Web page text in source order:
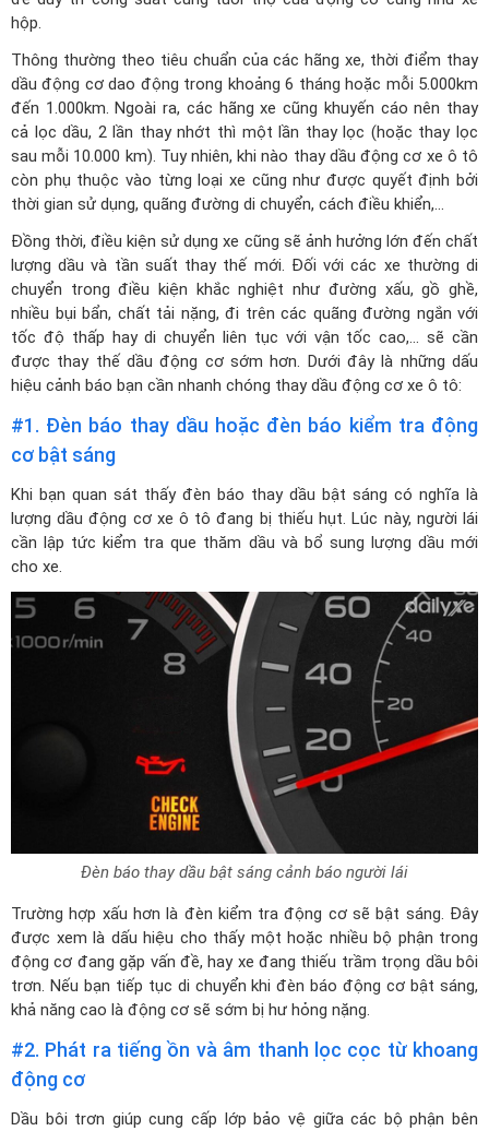
hộp.
Thông thường theo tiêu chuẩn của các hãng xe, thời điểm thay
dầu động cơ dao động trong khoảng 6 tháng hoặc mỗi 5.000km
đến 1.000km. Ngoài ra, các hãng xe cũng khuyến cáo nên thay
cả lọc dầu, 2 lần thay nhớt thì một lần thay lọc (hoặc thay lọc
sau mỗi 10.000 km). Tuy nhiên, khi nào thay dầu động cơ xe ô tô
còn phụ thuộc vào từng loại xe cũng như được quyết định bởi
thời gian sử dụng, quãng đường di chuyển, cách điều khiển,...
Đồng thời, điều kiện sử dụng xe cũng sẽ ảnh hưởng lớn đến chất
lượng dầu và tần suất thay thế mới. Đối với các xe thường di
chuyển trong điều kiện khắc nghiệt như đường xấu, gồ ghề,
nhiều bụi bẩn, chất tải nặng, đi trên các quãng đường ngắn với
tốc độ thấp hay di chuyển liên tục với vận tốc cao,... sẽ cần
được thay thế dầu động cơ sớm hơn. Dưới đây là những dấu
hiệu cảnh báo bạn cần nhanh chóng thay dầu động cơ xe ô tô:
#1. Đèn báo thay dầu hoặc đèn báo kiểm tra động
cơ bật sáng
Khi bạn quan sát thấy đèn báo thay dầu bật sáng có nghĩa là
lượng dầu động cơ xe ô tô đang bị thiếu hụt. Lúc này, người lái
cần lập tức kiểm tra que thăm dầu và bổ sung lượng dầu mới
cho xe.
Đèn báo thay dầu bật sáng cảnh báo người lái
Trường hợp xấu hơn là đèn kiểm tra động cơ sẽ bật sáng. Đây
được xem là dấu hiệu cho thấy một hoặc nhiều bộ phận trong
động cơ đang gặp vấn đề, hay xe đang thiếu trầm trọng dầu bôi
trơn. Nếu bạn tiếp tục di chuyển khi đèn báo động cơ bật sáng,
khả năng cao là động cơ sẽ sớm bị hư hỏng nặng.
#2. Phát ra tiếng ồn và âm thanh lọc cọc từ khoang
động cơ
Dầu bôi trơn giúp cung cấp lớp bảo vệ giữa các bộ phận bên